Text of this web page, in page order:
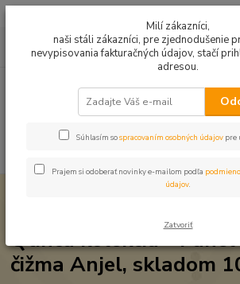
0949224331
9:00 -14:30
Qtinca kolekcia - Panel
Qtinca kolekcia -
čižma Anjel, skladom
Milí zákazníci,
naši stáli zákazníci, pre zjednodušenie
nevypisovania fakturačných údajov, stačí
adresou.
Súhlasím sospracovaním osobných údajov pre
Prajem si odoberať novinky e-mailom podľa
údajov.
Zatvoriť